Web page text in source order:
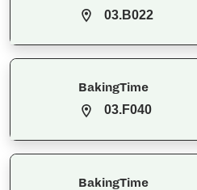
03.B022
BakingTime
03.F040
BakingTime